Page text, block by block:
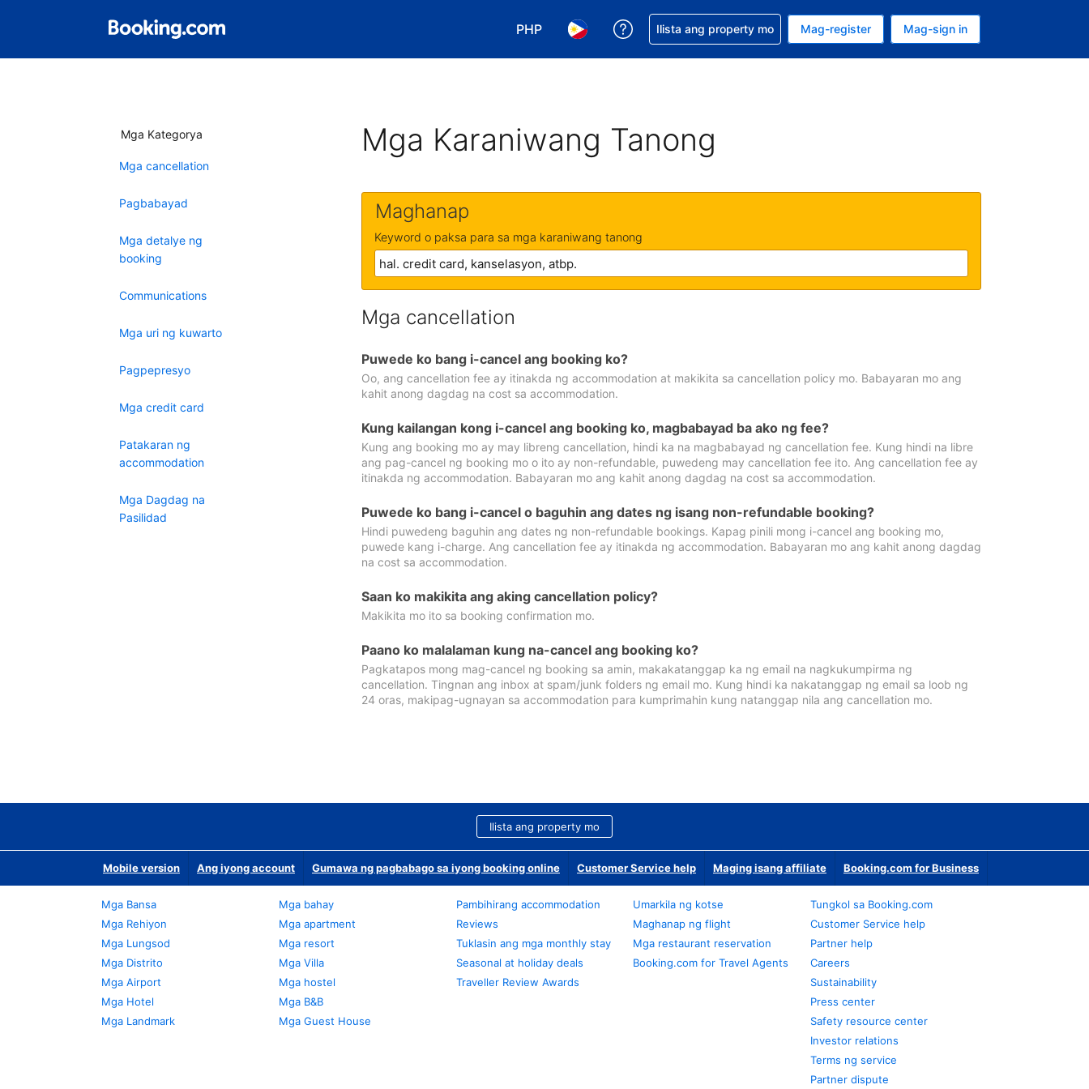
PHP
Pumili ng currency mo. PHP ang currency mo ngayon
Pumili ng wika mo. Filipino ang wika mo ngayon
Makakuha ng tulong sa reservation mo
Ilista ang property mo Mag-register Mag-sign in
Mga Kategorya
Mga cancellation
Pagbabayad
Mga detalye ng
booking
Communications
Mga uri ng kuwarto
Pagpepresyo
Mga credit card
Patakaran ng
accommodation
Mga Dagdag na
Pasilidad
Mga Karaniwang Tanong
Maghanap
Keyword o paksa para sa mga karaniwang tanong
Mga cancellation
Puwede ko bang i-cancel ang booking ko?
Oo, ang cancellation fee ay itinakda ng accommodation at makikita sa cancellation policy mo. Babayaran mo ang
kahit anong dagdag na cost sa accommodation.
Kung kailangan kong i-cancel ang booking ko, magbabayad ba ako ng fee?
Kung ang booking mo ay may libreng cancellation, hindi ka na magbabayad ng cancellation fee. Kung hindi na libre
ang pag-cancel ng booking mo o ito ay non-refundable, puwedeng may cancellation fee ito. Ang cancellation fee ay
itinakda ng accommodation. Babayaran mo ang kahit anong dagdag na cost sa accommodation.
Puwede ko bang i-cancel o baguhin ang dates ng isang non-refundable booking?
Hindi puwedeng baguhin ang dates ng non-refundable bookings. Kapag pinili mong i-cancel ang booking mo,
puwede kang i-charge. Ang cancellation fee ay itinakda ng accommodation. Babayaran mo ang kahit anong dagdag
na cost sa accommodation.
Saan ko makikita ang aking cancellation policy?
Makikita mo ito sa booking confirmation mo.
Paano ko malalaman kung na-cancel ang booking ko?
Pagkatapos mong mag-cancel ng booking sa amin, makakatanggap ka ng email na nagkukumpirma ng
cancellation. Tingnan ang inbox at spam/junk folders ng email mo. Kung hindi ka nakatanggap ng email sa loob ng
24 oras, makipag-ugnayan sa accommodation para kumprimahin kung natanggap nila ang cancellation mo.
Ilista ang property mo
Mobile version Ang iyong account Gumawa ng pagbabago sa iyong booking online Customer Service help Maging isang affiliate Booking.com for Business
Mga Bansa
Mga Rehiyon
Mga Lungsod
Mga Distrito
Mga Airport
Mga Hotel
Mga Landmark
Mga bahay
Mga apartment
Mga resort
Mga Villa
Mga hostel
Mga B&B
Mga Guest House
Pambihirang accommodation
Reviews
Tuklasin ang mga monthly stay
Seasonal at holiday deals
Traveller Review Awards
Umarkila ng kotse
Maghanap ng flight
Mga restaurant reservation
Booking.com for Travel Agents
Tungkol sa Booking.com
Customer Service help
Partner help
Careers
Sustainability
Press center
Safety resource center
Investor relations
Terms ng service
Partner dispute